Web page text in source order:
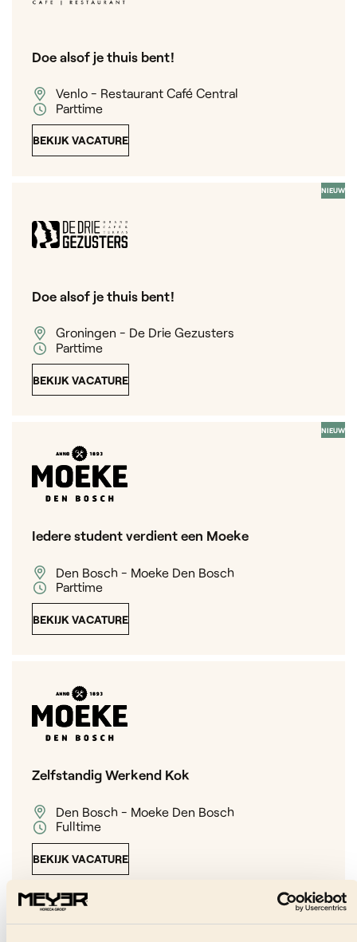
Doe alsof je thuis bent!
Venlo - Restaurant Café Central
Parttime
BEKIJK VACATURE
NIEUW
Doe alsof je thuis bent!
Groningen - De Drie Gezusters
Parttime
BEKIJK VACATURE
NIEUW
Iedere student verdient een Moeke
Den Bosch - Moeke Den Bosch
Parttime
BEKIJK VACATURE
Zelfstandig Werkend Kok
Den Bosch - Moeke Den Bosch
Fulltime
BEKIJK VACATURE